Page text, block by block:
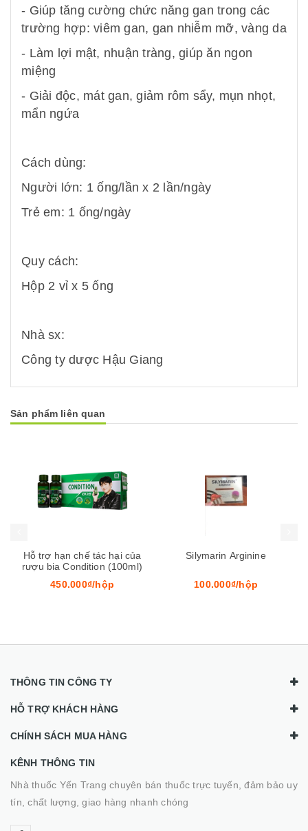
- Giúp tăng cường chức năng gan trong các
trường hợp: viêm gan, gan nhiễm mỡ, vàng da
- Làm lợi mật, nhuận tràng, giúp ăn ngon
miệng
- Giải độc, mát gan, giảm rôm sẩy, mụn nhọt,
mẩn ngứa
Cách dùng:
Người lớn: 1 ống/lần x 2 lần/ngày
Trẻ em: 1 ống/ngày
Quy cách:
Hộp 2 vỉ x 5 ống
Nhà sx:
Công ty dược Hậu Giang
Sản phẩm liên quan
Silymarin Arginine
100.000₫/hộp
Liver forte
470.000₫/lọ
Mua hàng
THÔNG TIN CÔNG TY
HỖ TRỢ KHÁCH HÀNG
CHÍNH SÁCH MUA HÀNG
KÊNH THÔNG TIN
Nhà thuốc Yến Trang chuyên bán thuốc trực tuyến, đảm bảo uy
tín, chất lượng, giao hàng nhanh chóng